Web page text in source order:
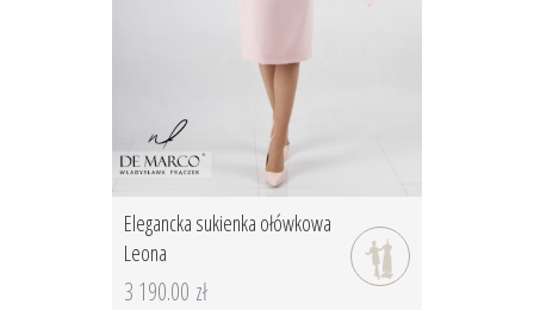
Elegancka sukienka ołówkowa
Leona
3 190.00 zł